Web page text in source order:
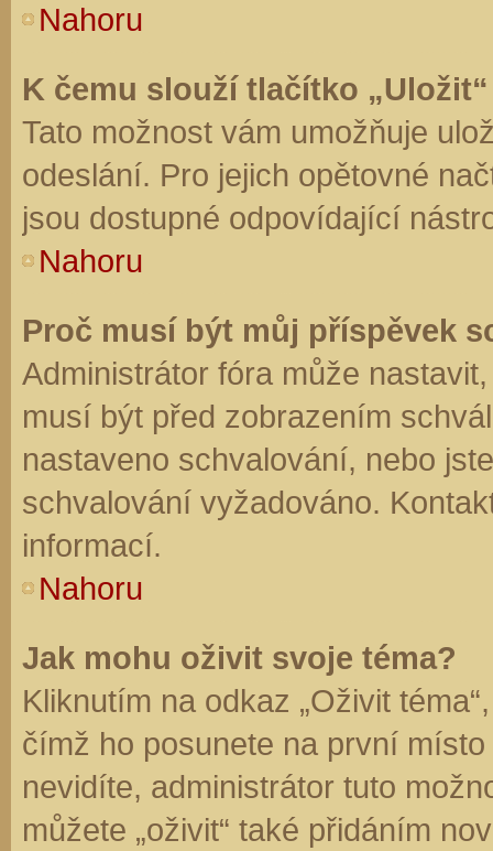
Nahoru
K čemu slouží tlačítko
Tato možnost vám umožňuje
odeslání. Pro jejich opětovné
jsou dostupné odpovídající
Nahoru
Proč musí být můj příspěvek
Administrátor fóra může
musí být před zobrazením
nastaveno schvalování, nebo
schvalování vyžadováno.
informací.
Nahoru
Jak mohu oživit svoje téma?
Kliknutím na odkaz „Oživit
čímž ho posunete na první
nevidíte, administrátor tuto
můžete „oživit“ také přidáním